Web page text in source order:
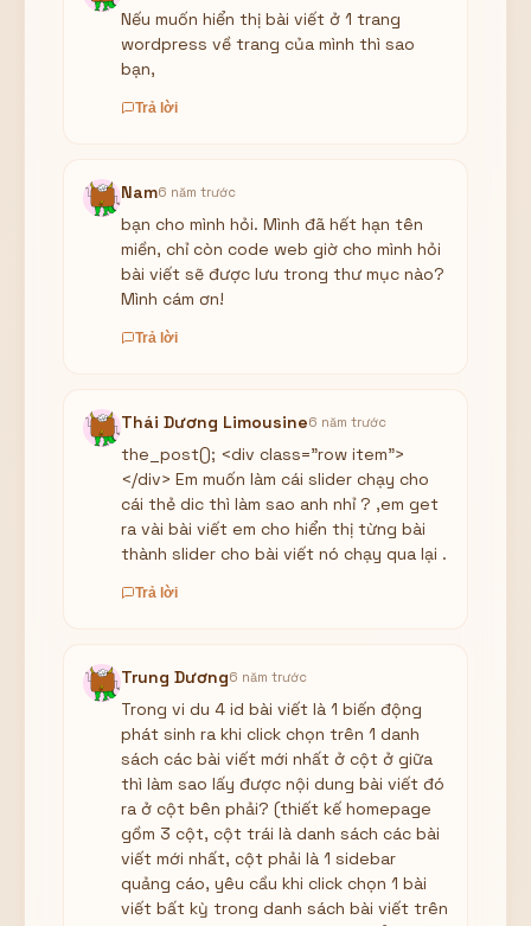
Nếu muốn hiển thị bài viết ở 1 trang
wordpress về trang của mình thì sao
bạn,
Trả lời
Nam6 năm trước
bạn cho mình hỏi. Mình đã hết hạn tên
miền, chỉ còn code web giờ cho mình hỏi
bài viết sẽ được lưu trong thư mục nào?
Mình cám ơn!
Trả lời
Thái Dương Limousine6 năm trước
the_post(); <div class="row item">
</div> Em muốn làm cái slider chạy cho
cái thẻ dic thì làm sao anh nhỉ ? ,em get
ra vài bài viết em cho hiển thị từng bài
thành slider cho bài viết nó chạy qua lại .
Trả lời
Trung Dương6 năm trước
Trong vi du 4 id bài viết là 1 biến động
phát sinh ra khi click chọn trên 1 danh
sách các bài viết mới nhất ở cột ở giữa
thì làm sao lấy được nội dung bài viết đó
ra ở cột bên phải? (thiết kế homepage
gồm 3 cột, cột trái là danh sách các bài
viết mới nhất, cột phải là 1 sidebar
quảng cáo, yêu cầu khi click chọn 1 bài
viết bất kỳ trong danh sách bài viết trên